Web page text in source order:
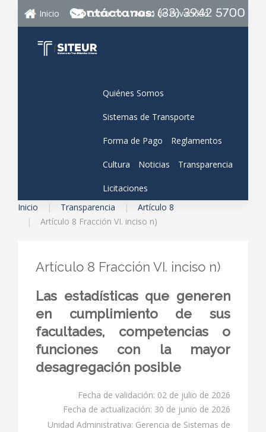
Inicio Contacto Aviso de Privacidad
Quiénes Somos
Sistemas de Transporte
Forma de Pago Reglamentos
Cultura Noticias Transparencia
Licitaciones
Inicio
Transparencia
Artículo 8
Artículo 8 Fracción VI. inciso n)
Artículo 8 Fracción VI. inciso n)
Las estadísticas que generen
en cumplimiento de sus
facultades, competencias o
funciones con la mayor
desagregación posible
Fecha de validación: 02 de julio de 2026
Fecha de actualización: 30 de junio de 2026
Unidad Administrativa: Gerencia de Sistemas de